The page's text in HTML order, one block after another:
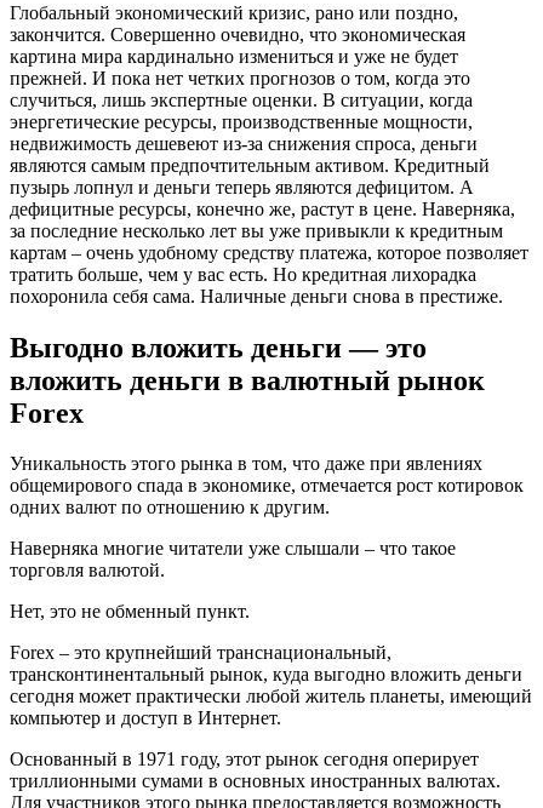
Глобальный экономический кризис, рано или поздно,
закончится. Совершенно очевидно, что экономическая
картина мира кардинально измениться и уже не будет
прежней. И пока нет четких прогнозов о том, когда это
случиться, лишь экспертные оценки. В ситуации, когда
энергетические ресурсы, производственные мощности,
недвижимость дешевеют из-за снижения спроса, деньги
являются самым предпочтительным активом. Кредитный
пузырь лопнул и деньги теперь являются дефицитом. А
дефицитные ресурсы, конечно же, растут в цене. Наверняка,
за последние несколько лет вы уже привыкли к кредитным
картам – очень удобному средству платежа, которое позволяет
тратить больше, чем у вас есть. Но кредитная лихорадка
похоронила себя сама. Наличные деньги снова в престиже.
Выгодно вложить деньги — это
вложить деньги в валютный рынок
Forex
Уникальность этого рынка в том, что даже при явлениях
общемирового спада в экономике, отмечается рост котировок
одних валют по отношению к другим.
Наверняка многие читатели уже слышали – что такое
торговля валютой.
Нет, это не обменный пункт.
Forex – это крупнейший транснациональный,
трансконтинентальный рынок, куда выгодно вложить деньги
сегодня может практически любой житель планеты, имеющий
компьютер и доступ в Интернет.
Основанный в 1971 году, этот рынок сегодня оперирует
триллионными сумами в основных иностранных валютах.
Для участников этого рынка предоставляется возможность